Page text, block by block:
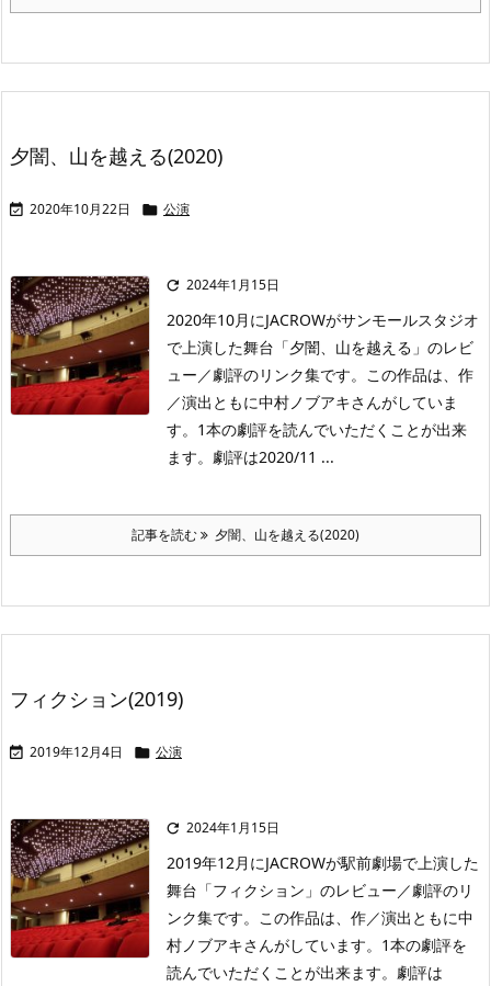
夕闇、山を越える(2020)
 2020年10月22日  公演
 2024年1月15日
2020年10月にJACROWがサンモールスタジオ
で上演した舞台「夕闇、山を越える」のレビ
ュー／劇評のリンク集です。この作品は、作
／演出ともに中村ノブアキさんがしていま
す。1本の劇評を読んでいただくことが出来
ます。劇評は2020/11 ...
記事を読む 夕闇、山を越える(2020)
フィクション(2019)
 2019年12月4日  公演
 2024年1月15日
2019年12月にJACROWが駅前劇場で上演した
舞台「フィクション」のレビュー／劇評のリ
ンク集です。この作品は、作／演出ともに中
村ノブアキさんがしています。1本の劇評を
読んでいただくことが出来ます。劇評は